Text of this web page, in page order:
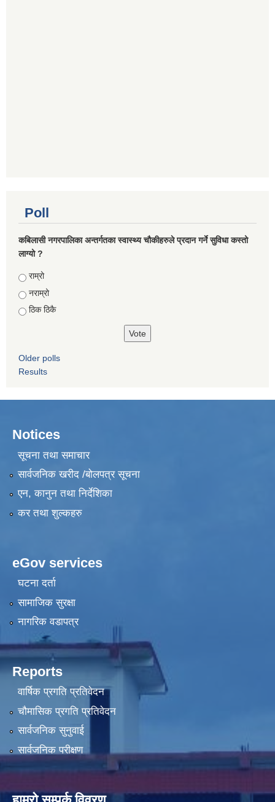
Poll
कबिलासी नगरपालिका अन्तर्गतका स्वास्थ्य चौकीहरुले प्रदान गर्ने सुविधा कस्तो
लाग्यो ?
Choices
राम्रो
नराम्रो
ठिक ठिकै
Older polls
Results
Notices
सूचना तथा समाचार
सार्वजनिक खरीद /बोलपत्र सूचना
एन, कानुन तथा निर्देशिका
कर तथा शुल्कहरु
eGov services
घटना दर्ता
सामाजिक सुरक्षा
नागरिक वडापत्र
Reports
वार्षिक प्रगति प्रतिवेदन
चौमासिक प्रगति प्रतिवेदन
सार्वजनिक सुनुवाई
सार्वजनिक परीक्षण